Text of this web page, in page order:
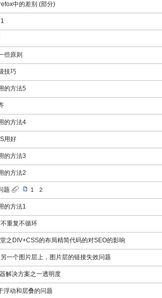
中的差别 (部分)
些原则
技巧
的方法5
的方法4
用好
的方法3
的方法2
题
1 2
的方法1
重复不循环
之DIV+CSS的布局精简代码的对SEO的影响
一个图片层上，图片层的链接失效问题
解决方案之一透明度
浮动和层叠的问题